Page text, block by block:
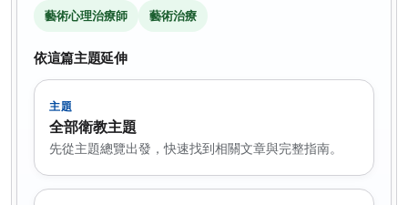
藝術心理治療師 藝術治療
依這篇主題延伸
主題
全部衛教主題
先從主題總覽出發，快速找到相關文章與完整指南。